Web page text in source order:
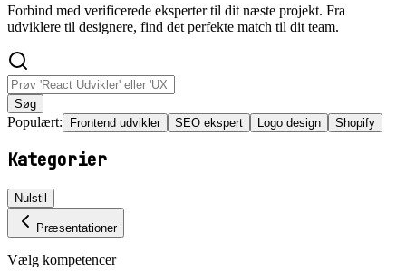
Forbind med verificerede eksperter til dit næste projekt. Fra
udviklere til designere, find det perfekte match til dit team.
Søg
Populært: Frontend udvikler SEO ekspert Logo design Shopify
Kategorier
Nulstil
Præsentationer
Vælg kompetencer